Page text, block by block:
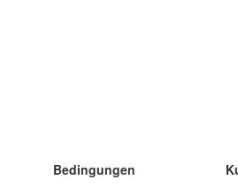
Bedingungen